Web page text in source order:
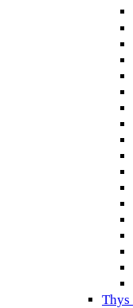
Thys